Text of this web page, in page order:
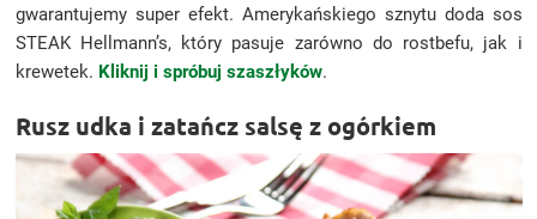
gwarantujemy super efekt. Amerykańskiego sznytu doda sos
STEAK Hellmann’s, który pasuje zarówno do rostbefu, jak i
krewetek. Kliknij i spróbuj szaszłyków.
Rusz udka i zatańcz salsę z ogórkiem